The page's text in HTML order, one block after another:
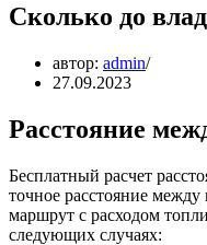
Сколько до
автор: admin
27.09.2023
Расстояние
Бесплатный расчет
точное расстояние
маршрут с расходом
следующих случаях: